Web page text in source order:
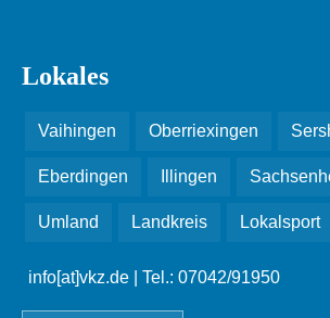
Lokales
Vaihingen Oberriexingen
Eberdingen Illingen
Umland Landkreis Lokalsport
info[at]vkz.de | Tel.: 07042/91950